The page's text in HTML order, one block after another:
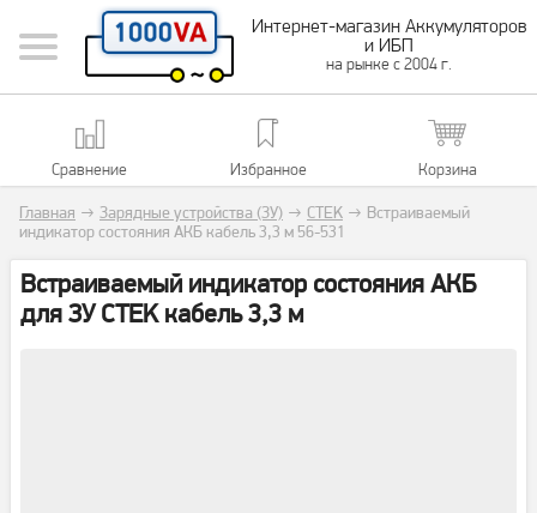
Интернет-магазин Аккумуляторов
и ИБП
на рынке с 2004 г.
Сравнение Избранное Корзина
Главная → Зарядные устройства (ЗУ) → CTEK → Встраиваемый
индикатор состояния АКБ кабель 3,3 м 56-531
Встраиваемый индикатор состояния АКБ
для ЗУ CTEK кабель 3,3 м